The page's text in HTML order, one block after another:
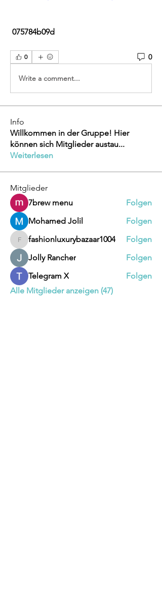
075784b09d
0 0
Write a comment...
Info
Willkommen in der Gruppe! Hier
können sich Mitglieder austau...
Weiterlesen
Mitglieder
7brew menu
Folgen
Mohamed Jolil
Folgen
fashionluxurybazaar1004
fashionluxurybazaar1004
Folgen
Jolly Rancher
Folgen
Telegram X
Folgen
Alle Mitglieder anzeigen (47)